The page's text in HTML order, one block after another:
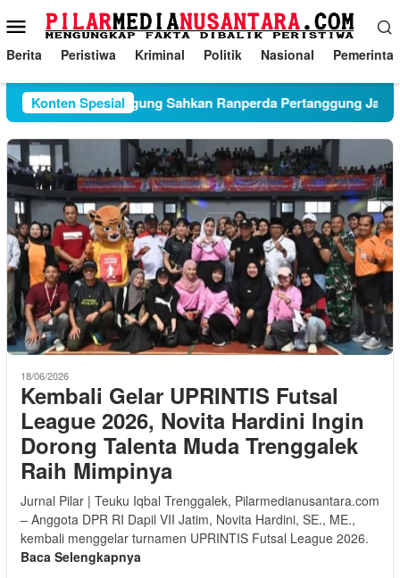
ke
konten
Menu
Mobile
Berita Peristiwa Kriminal Politik Nasional
Konten Spesial
DPRD Tulungagung Sahkan Ranperda Pertanggung Jawaban
18/06/2026
Kembali Gelar UPRINTIS Futsal
League 2026, Novita Hardini Ingin
Dorong Talenta Muda Trenggalek
Raih Mimpinya
Jurnal Pilar | Teuku Iqbal Trenggalek, Pilarmedianusantara.com
– Anggota DPR RI Dapil VII Jatim, Novita Hardini, SE., ME.,
kembali menggelar turnamen UPRINTIS Futsal League 2026.
Baca Selengkapnya